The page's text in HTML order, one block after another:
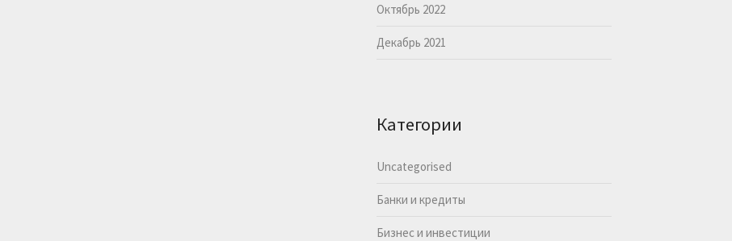
Октябрь 2022
Декабрь 2021
Категории
Uncategorised
Банки и кредиты
Бизнес и инвестиции